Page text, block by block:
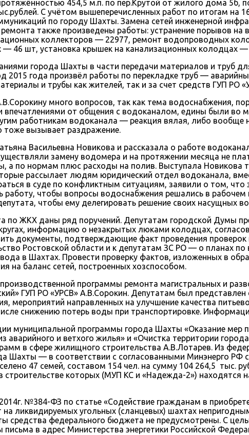
454,5 м.п. по пер.Крутой от жилого дома 5б,
С учётом вышеперечисленных работ по итогам на
по городу Шахты. Замена сетей инженерной
также произведены работы: устранение порывов
коллекторов — 22977, ремонт водопроводных
46 шт, установка крышек на канализационных колодцах
города Шахты в части передачи материалов и труб
2015 года произвёл работы по перекладке труб —
и трубы как жителей, так и за счет средств ГУП РО
много вопросов, так как тема водоснабжения,
впечатлениями от общения с водоканалом, едины были во
работникам водоканала — реакция вялая, либо вообще
тоже вызывает раздражение.
Васильевна Новикова и рассказала о работе
замену водомера и на протяжении месяца не
а по нормам плюс расходы на полив. Выступала Новикова
рассылает людям юридический отдел водоканала,
в суде по конфликтным ситуациям, заявили о том,
работу, чтобы вопросы водоснабжения решались в
чтобы ему делегировать решение своих насущных
по ЖКХ даны ряд поручений. Депутатам городской Думы
информацию о незакрытых люками колодцах,
документы, подтверждающие факт проведения
Ростовской области и к депутатам ЗС РО — о планах
в Шахтах. Провести проверку фактов, изложенных в
на баланс сетей, построенных хозспособом.
программы ремонта магистральных и
ГУП РО «УРСВ» А.В.Сорокин. Депутатам был
мероприятий направленных на улучшение качества
снижению потерь воды при транспортировке.
муниципальной программы города Шахты «Оказание
аварийного и ветхого жилья» и «Очистка территории
в сфере жилищного строительства А.В.Лотарев. Из
— в соответствии с согласованными Минэнерго РФ
47 семей, составом 154 чел. на сумму 104 264,5 тыс.
строительстве которых (МУП КС и «Надежда-2») находятся
№384-ФЗ по статье «Содействие гражданам в
на ликвидируемых угольных (сланцевых) шахтах
федерального бюджета не предусмотрены. С
в адрес Министерства энергетики Российской